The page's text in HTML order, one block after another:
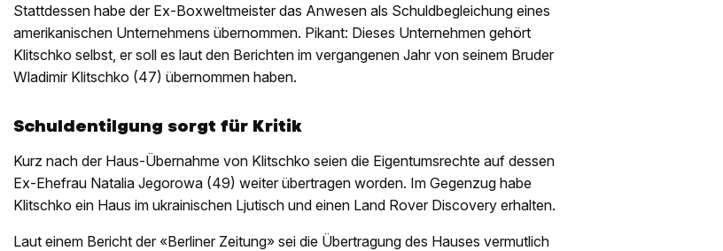
Stattdessen habe der Ex-Boxweltmeister das Anwesen als Schuldbegleichung eines
amerikanischen Unternehmens übernommen. Pikant: Dieses Unternehmen gehört
Klitschko selbst, er soll es laut den Berichten im vergangenen Jahr von seinem Bruder
Wladimir Klitschko (47) übernommen haben.
Schuldentilgung sorgt für Kritik
Kurz nach der Haus-Übernahme von Klitschko seien die Eigentumsrechte auf dessen
Ex-Ehefrau Natalia Jegorowa (49) weiter übertragen worden. Im Gegenzug habe
Klitschko ein Haus im ukrainischen Ljutisch und einen Land Rover Discovery erhalten.
Laut einem Bericht der «Berliner Zeitung» sei die Übertragung des Hauses vermutlich